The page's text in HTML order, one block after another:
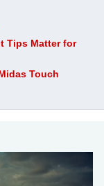
Tips Matter for
Touch